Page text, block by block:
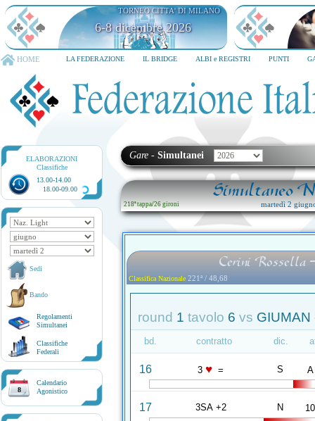
TORNEO CITTA' DI MILANO
6-8 dicembre 2026
HOME LA FEDERAZIONE IL BRIDGE ALBI e REGISTRI PUNTI
ELABORAZIONI
Classifiche
13.00-14.00
18.00-09.00
Sedi
Bando
Regolamenti
Simultanei
Classifiche
Federali
8
Calendario
Agonistico
Gare - Simultanei
Simultaneo
218ª tappa/26 gironi martedì 2
Cerini Rossella
Classifica Nazionale 221ª / 48,68
round 1 tavolo 6 vs GIUMAN
bd. contratto dic.
16 3 ♥ = S A
17 3SA +2 N 10